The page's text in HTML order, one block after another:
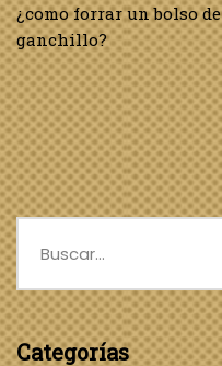
¿como forrar un bolso de
ganchillo?
Categorías